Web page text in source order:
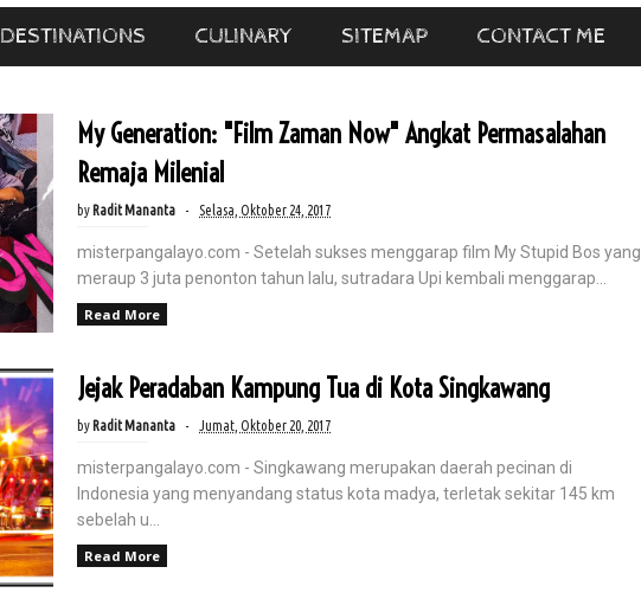
DESTINATIONS CULINARY SITEMAP CONTACT ME
My Generation: "Film Zaman Now" Angkat Permasalahan
Remaja Milenial
by Radit Mananta Selasa, Oktober 24, 2017
misterpangalayo.com - Setelah sukses menggarap film My Stupid Bos yang
meraup 3 juta penonton tahun lalu, sutradara Upi kembali menggarap...
Read More
Jejak Peradaban Kampung Tua di Kota Singkawang
by Radit Mananta Jumat, Oktober 20, 2017
misterpangalayo.com - Singkawang merupakan daerah pecinan di
Indonesia yang menyandang status kota madya, terletak sekitar 145 km
sebelah u...
Read More